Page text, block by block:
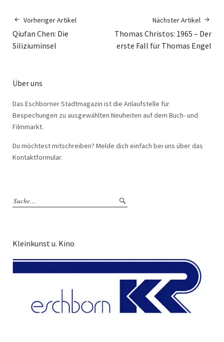
Vorheriger Artikel
Qiufan Chen: Die
Siliziuminsel
Nächster Artikel
Thomas Christos: 1965 – Der
erste Fall für Thomas Engel
Über uns
Das Eschborner Stadtmagazin ist die Anlaufstelle für
Bespechungen zu ausgewählten Neuheiten auf dem Buch- und
Filmmarkt.
Du möchtest mitschreiben? Melde dich einfach bei uns über das
Kontaktformular.
Kleinkunst u. Kino